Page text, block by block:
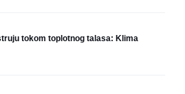
tokom toplotnog talasa: Klima